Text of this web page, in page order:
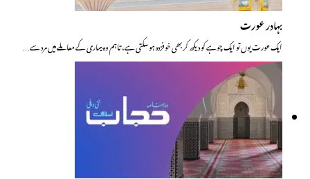
بہادر عورت
ایک عورت یوں تو ایک چوہے کو دیکھ کربھی خوفزدہ ہوسکتی ہے، تاہم وہ بیماری کے معاملے میں مرد سے…